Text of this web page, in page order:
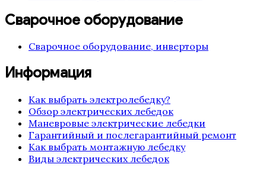
Сварочное оборудование
Сварочное оборудование, инверторы
Информация
Как выбрать электролебедку?
Обзор электрических лебедок
Маневровые электрические лебедки
Гарантийный и послегарантийный ремонт
Как выбрать монтажную лебедку
Виды электрических лебедок